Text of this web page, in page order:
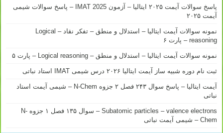
پاسخ سوالات آیمت ۲۰۲۵ ایتالیا – آزمون IMAT 2025 – پاسخ سوالات شیمی
آیمت ۲۰۲۵
نمونه سوالات آیمت ایتالیا – استدلال و منطق – تفکر نقاد – Logical
reasoning – پارت ۶
نمونه سوالات آیمت ایتالیا – استدلال و منطق – Logical reasoning – پارت ۵
ثبت نام دوره شبیه ساز آیمت ایتالیا ۲۰۲۶ درس شیمی IMAT استاد نباتی
آیمت ایتالیا – پاسخ سوال ۲۴۳ فصل ۲ جزوه N-Chem – شیمی آیمت استاد
نباتی
Subatomic particles – valence electrons – سوال ۱۳۵ فصل ۱ جزوه N-
Chem – شیمی آیمت نباتی